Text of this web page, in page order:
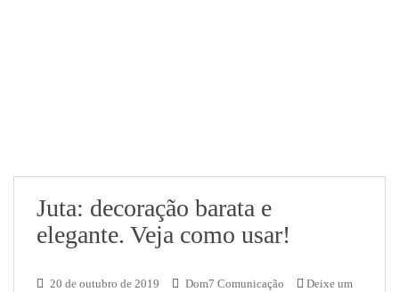
Juta: decoração barata e
elegante. Veja como usar!
20 de outubro de 2019 Dom7 Comunicação
Deixe um